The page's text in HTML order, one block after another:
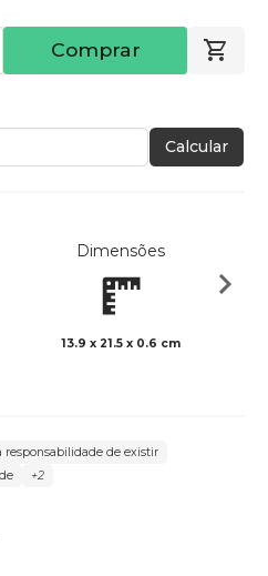
Comprar
Calcular
Dimensões
13.9 x 21.5 x 0.6 cm
responsabilidade de existir
+2